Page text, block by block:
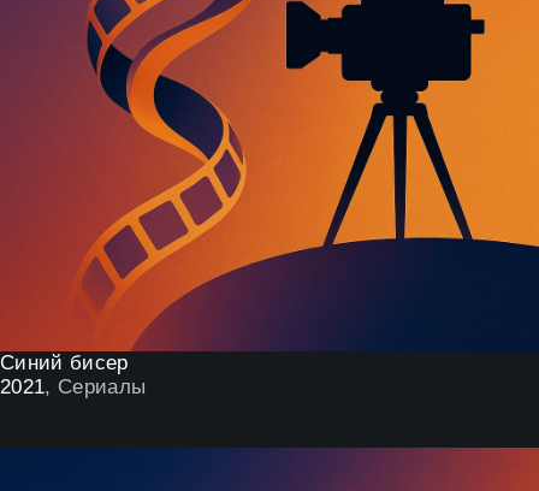
Синий бисер
2021, Сериалы